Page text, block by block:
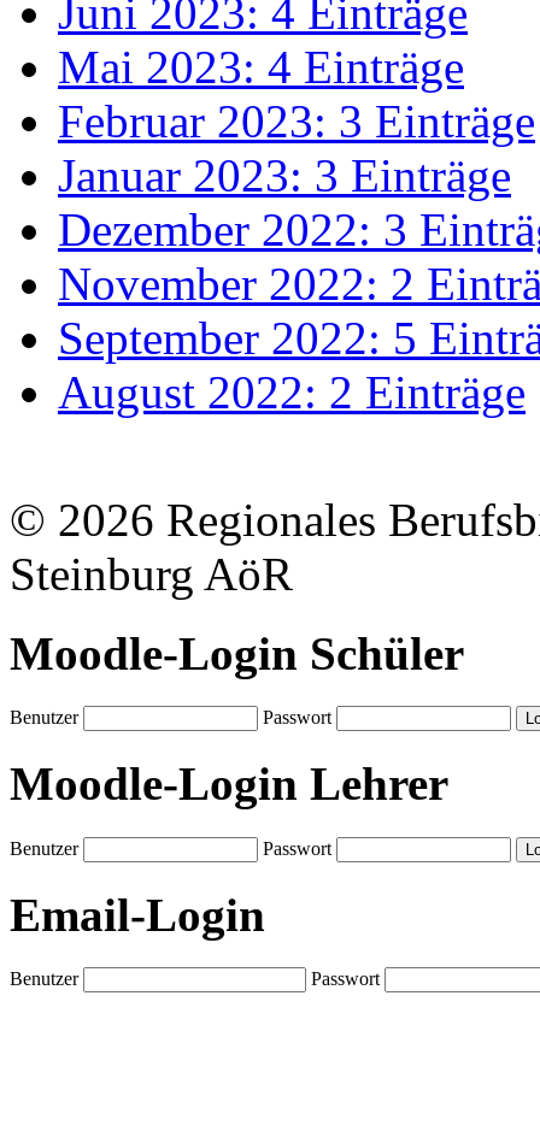
Juni 2023: 4 Einträge
Mai 2023: 4 Einträge
Februar 2023: 3 Einträge
Januar 2023: 3 Einträge
Dezember 2022: 3
November 2022: 2
September 2022: 5
August 2022: 2 Einträge
© 2026 Regionales
Steinburg AöR
Moodle-Login Schüler
Benutzer Passwort
Moodle-Login Lehrer
Benutzer Passwort
Email-Login
Benutzer Passwort